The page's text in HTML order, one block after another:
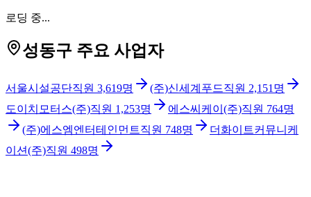
로딩 중...
성동구 주요 사업자
서울시설공단직원 3,619명 (주)신세계푸드직원 2,151 명
도이치모터스(주)직원 1,253명 에스씨케이(주)직원 764명
(주)에스엠엔터테인먼트직원 748명
더화이트커뮤니케
이션(주)직원 498명